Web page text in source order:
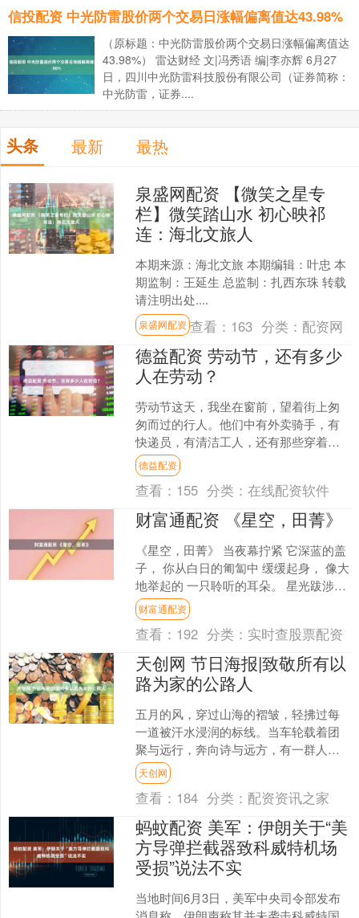
信投配资 中光防雷股价两个交易日涨幅偏离值达43.98%
（原标题：中光防雷股价两个交易日涨幅偏离值达
43.98%） 雷达财经 文|冯秀语 编|李亦辉 6月27
日，四川中光防雷科技股份有限公司（证券简称：
中光防雷，证券....
头条 最新 最热
泉盛网配资 【微笑之星专
栏】微笑踏山水 初心映祁
连：海北文旅人
本期来源：海北文旅 本期编辑：叶忠 本
期监制：王延生 总监制：扎西东珠 转载
请注明出处....
泉盛网配资 查看： 163 分类： 配资网
德益配资 劳动节，还有多少
人在劳动？
劳动节这天，我坐在窗前，望着街上匆
匆而过的行人。他们中有外卖骑手，有
快递员，有清洁工人，还有那些穿着制
服的服务员。阳光照在他们身上，汗水
在阳光下闪闪发亮。我不禁....
德益配资
查看： 155 分类：在线配资软件
财富通配资 《星空，田菁》
《星空，田菁》 当夜幕拧紧 它深蓝的盖
子， 你从白日的匍匐中 缓缓起身， 像大
地举起的 一只聆听的耳朵。 星光跋涉万
年， 抵达你的叶尖时 已疲惫不堪。 你用
露珠....
财富通配资
查看： 192 分类： 实时查股票配资
天创网 节日海报|致敬所有以
路为家的公路人
五月的风，穿过山海的褶皱，轻拂过每
一道被汗水浸润的标线。当车轮载着团
聚与远行，奔向诗与远方，有一群人，
正俯身于晨曦与暮色之间——他们是路
的缝补者，用粗糙的掌心，....
天创网
查看： 184 分类： 配资资讯之家
蚂蚊配资 美军：伊朗关于“美
方导弹拦截器致科威特机场
受损”说法不实
当地时间6月3日，美军中央司令部发布